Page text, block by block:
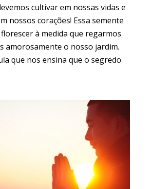
cultivar em nossas vidas e
nossos corações! Essa semente
à medida que regarmos
amorosamente o nosso jardim.
que nos ensina que o segredo